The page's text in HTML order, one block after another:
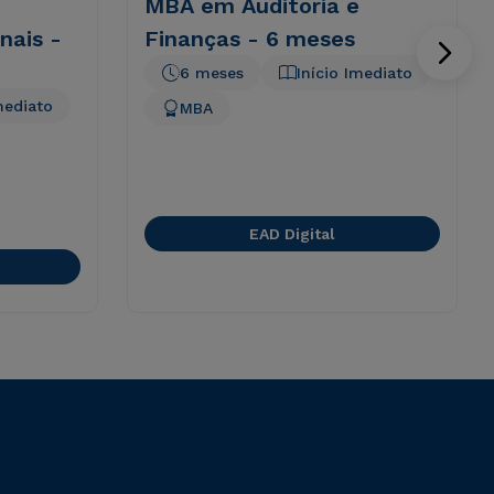
-
MBA em Auditoria e
Finanças - 6 meses
Início Imediato
6 meses
MBA
EAD Digital